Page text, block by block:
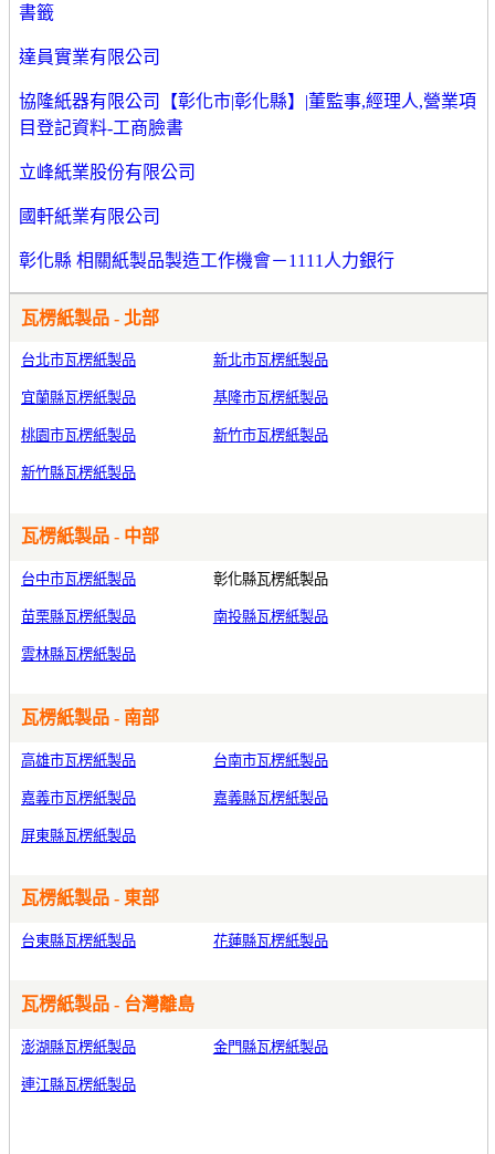
書籤
達員實業有限公司
協隆紙器有限公司【彰化市|彰化縣】|董監事,經理人,營業項
目登記資料-工商臉書
立峰紙業股份有限公司
國軒紙業有限公司
彰化縣 相關紙製品製造工作機會－1111人力銀行
瓦楞紙製品 - 北部
台北市瓦楞紙製品 新北市瓦楞紙製品
宜蘭縣瓦楞紙製品 基隆市瓦楞紙製品
桃園市瓦楞紙製品 新竹市瓦楞紙製品
新竹縣瓦楞紙製品
瓦楞紙製品 - 中部
台中市瓦楞紙製品 彰化縣瓦楞紙製品
苗栗縣瓦楞紙製品 南投縣瓦楞紙製品
雲林縣瓦楞紙製品
瓦楞紙製品 - 南部
高雄市瓦楞紙製品 台南市瓦楞紙製品
嘉義市瓦楞紙製品 嘉義縣瓦楞紙製品
屏東縣瓦楞紙製品
瓦楞紙製品 - 東部
台東縣瓦楞紙製品 花蓮縣瓦楞紙製品
瓦楞紙製品 - 台灣離島
澎湖縣瓦楞紙製品 金門縣瓦楞紙製品
連江縣瓦楞紙製品